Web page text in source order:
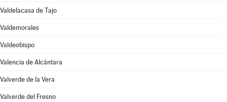
Valdelacasa de Tajo
Valdemorales
Valdeobispo
Valencia de Alcántara
Valverde de la Vera
Valverde del Fresno